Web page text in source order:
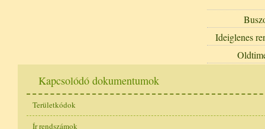
Ideiglenes
Kapcsolódó dokumentumok
Területkódok
Ír rendszámok